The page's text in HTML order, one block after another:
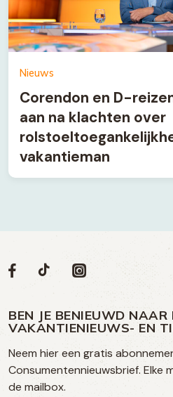
Nieuws
Corendon en D-
aan na klachten over
vakantieman
Volg
op
social
media
Social
Volg
op
Facebook
Volg
op
TikTok
Volg
op
Instagram
BEN JE BENIEUWD NAAR
VAKANTIENIEUWS- EN
Neem hier een gratis
Consumentennieuwsbrief. Elke
de mailbox.